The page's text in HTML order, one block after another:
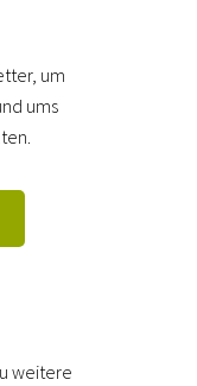
um
ums
weitere